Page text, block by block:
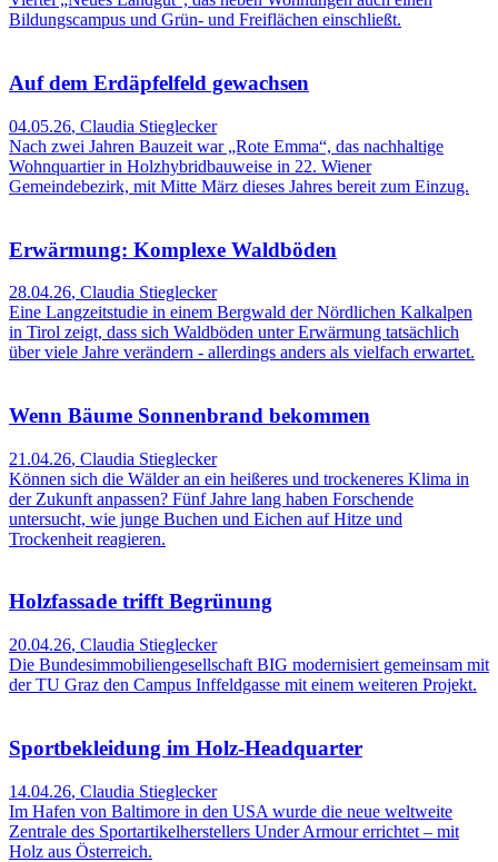
Bildungscampus und Grün- und Freiflächen einschließt.
Auf dem Erdäpfelfeld gewachsen
04.05.26, Claudia Stieglecker
Nach zwei Jahren Bauzeit war „Rote Emma“, das nachhaltige
Wohnquartier in Holzhybridbauweise in 22. Wiener
Gemeindebezirk, mit Mitte März dieses Jahres bereit zum Einzug.
Erwärmung: Komplexe Waldböden
28.04.26, Claudia Stieglecker
Eine Langzeitstudie in einem Bergwald der Nördlichen Kalkalpen
in Tirol zeigt, dass sich Waldböden unter Erwärmung tatsächlich
über viele Jahre verändern - allerdings anders als vielfach erwartet.
Wenn Bäume Sonnenbrand bekommen
21.04.26, Claudia Stieglecker
Können sich die Wälder an ein heißeres und trockeneres Klima in
der Zukunft anpassen? Fünf Jahre lang haben Forschende
untersucht, wie junge Buchen und Eichen auf Hitze und
Trockenheit reagieren.
Holzfassade trifft Begrünung
20.04.26, Claudia Stieglecker
Die Bundesimmobiliengesellschaft BIG modernisiert gemeinsam mit
der TU Graz den Campus Inffeldgasse mit einem weiteren Projekt.
Sportbekleidung im Holz-Headquarter
14.04.26, Claudia Stieglecker
Im Hafen von Baltimore in den USA wurde die neue weltweite
Zentrale des Sportartikelherstellers Under Armour errichtet – mit
Holz aus Österreich.